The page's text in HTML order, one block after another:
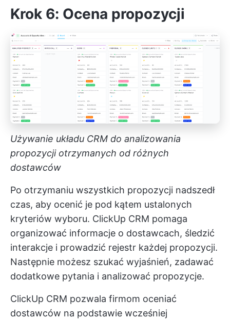
Krok 6: Ocena propozycji
Używanie układu CRM do analizowania
propozycji otrzymanych od różnych
dostawców
Po otrzymaniu wszystkich propozycji nadszedł
czas, aby ocenić je pod kątem ustalonych
kryteriów wyboru. ClickUp CRM pomaga
organizować informacje o dostawcach, śledzić
interakcje i prowadzić rejestr każdej propozycji.
Następnie możesz szukać wyjaśnień, zadawać
dodatkowe pytania i analizować propozycje.
ClickUp CRM pozwala firmom oceniać
dostawców na podstawie wcześniej